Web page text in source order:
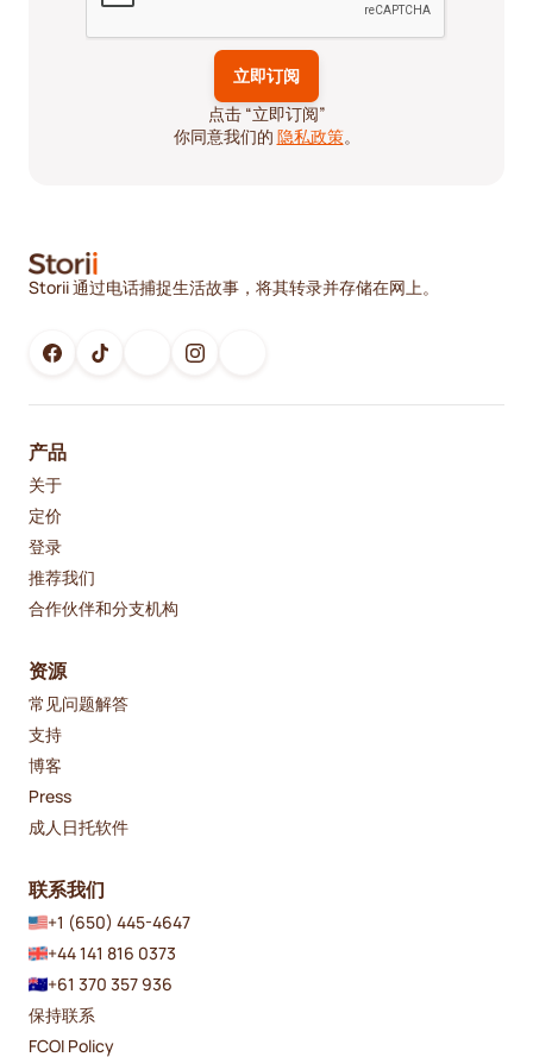
点击 “立即订阅”
你同意我们的 隐私政策。
Storii 通过电话捕捉生活故事，将其转录并存储在网上。
产品
关于
定价
登录
推荐我们
合作伙伴和分支机构
资源
常见问题解答
支持
博客
Press
成人日托软件
联系我们
+1 (650) 445-4647
+44 141 816 0373
+61 370 357 936
保持联系
FCOI Policy